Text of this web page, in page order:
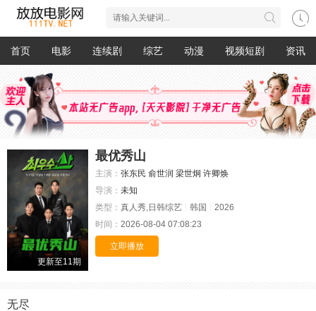
首页 电影 连续剧 综艺 动漫 视频短剧 资讯
更新至11期
最优秀山
主演： 张东民 俞世润 梁世炯 许卿焕
导演： 未知
类型： 真人秀,日韩综艺 韩国
2026
时间： 2026-08-04 07:08:23
立即播放
无尽